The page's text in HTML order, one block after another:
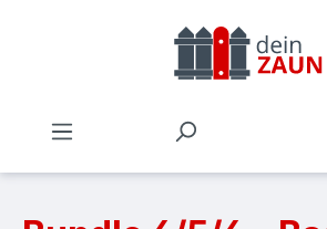
Zum Hauptinhalt springen